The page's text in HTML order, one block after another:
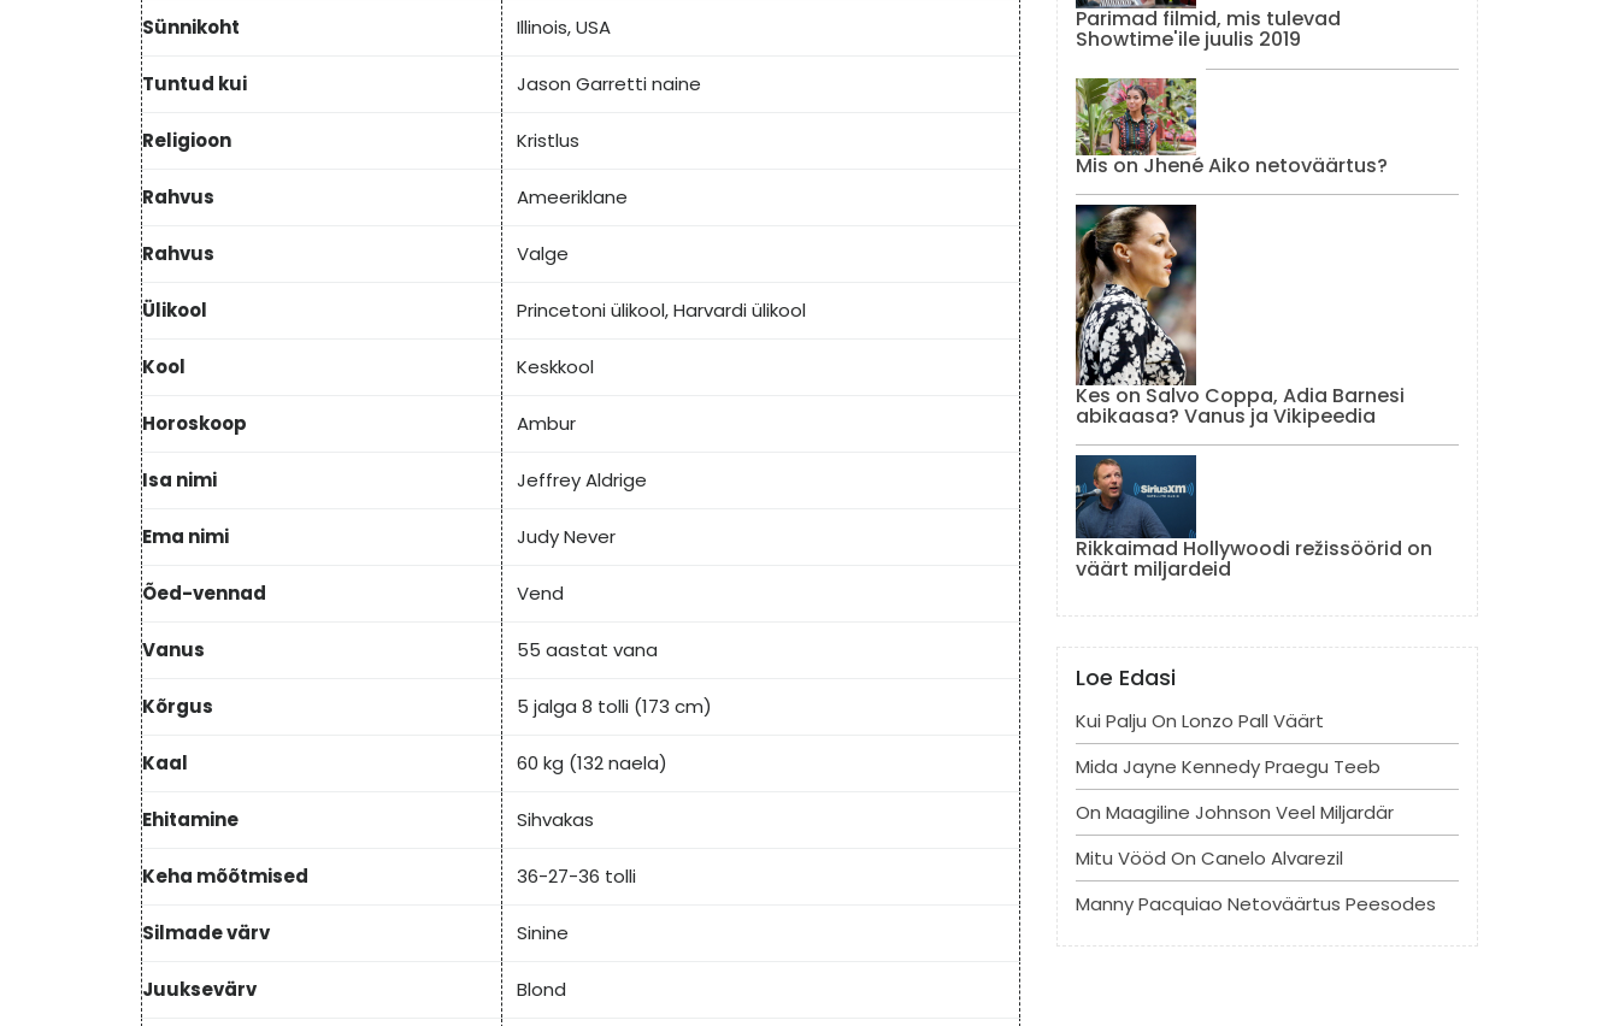
Sünnikoht Illinois, USA
Tuntud kui Jason Garretti naine
Religioon Kristlus
Rahvus Ameeriklane
Rahvus Valge
Ülikool Princetoni ülikool, Harvardi ülikool
Kool Keskkool
Horoskoop Ambur
Isa nimi Jeffrey Aldrige
Ema nimi Judy Never
Õed-vennad Vend
Vanus 55 aastat vana
Kõrgus 5 jalga 8 tolli (173 cm)
Kaal 60 kg (132 naela)
Ehitamine Sihvakas
Keha mõõtmised 36-27-36 tolli
Silmade värv Sinine
Juuksevärv Blond
Parimad filmid, mis tulevad
Showtime'ile juulis 2019
Mis on Jhené Aiko netoväärtus?
Kes on Salvo Coppa, Adia Barnesi
abikaasa? Vanus ja Vikipeedia
Rikkaimad Hollywoodi režissöörid on
väärt miljardeid
Loe Edasi
Kui Palju On Lonzo Pall Väärt
Mida Jayne Kennedy Praegu Teeb
On Maagiline Johnson Veel Miljardär
Mitu Vööd On Canelo Alvarezil
Manny Pacquiao Netoväärtus Peesodes